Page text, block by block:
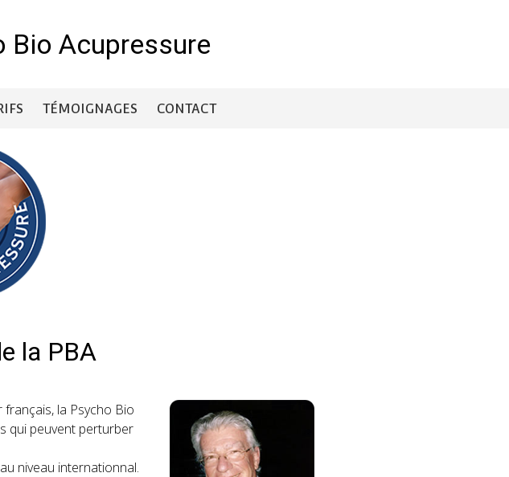
Bio Acupressure
TÉMOIGNAGES CONTACT
la PBA
la Psycho Bio
qui peuvent perturber
niveau internationnal.